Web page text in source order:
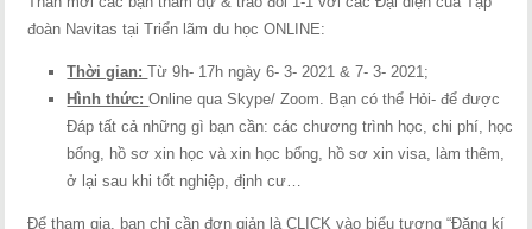
đoàn Navitas tại Triển lãm du học ONLINE:
Thời gian:Từ 9h- 17h ngày 6- 3- 2021 & 7- 3- 2021;
Hình thức:Online qua Skype/ Zoom. Bạn có thể Hỏi- để được
Đáp tất cả những gì bạn cần: các chương trình học, chi phí, học
bổng, hồ sơ xin học và xin học bổng, hồ sơ xin visa, làm thêm,
ở lại sau khi tốt nghiệp, định cư…
Để tham gia, bạn chỉ cần đơn giản là CLICK vào biểu tượng “Đăng kí